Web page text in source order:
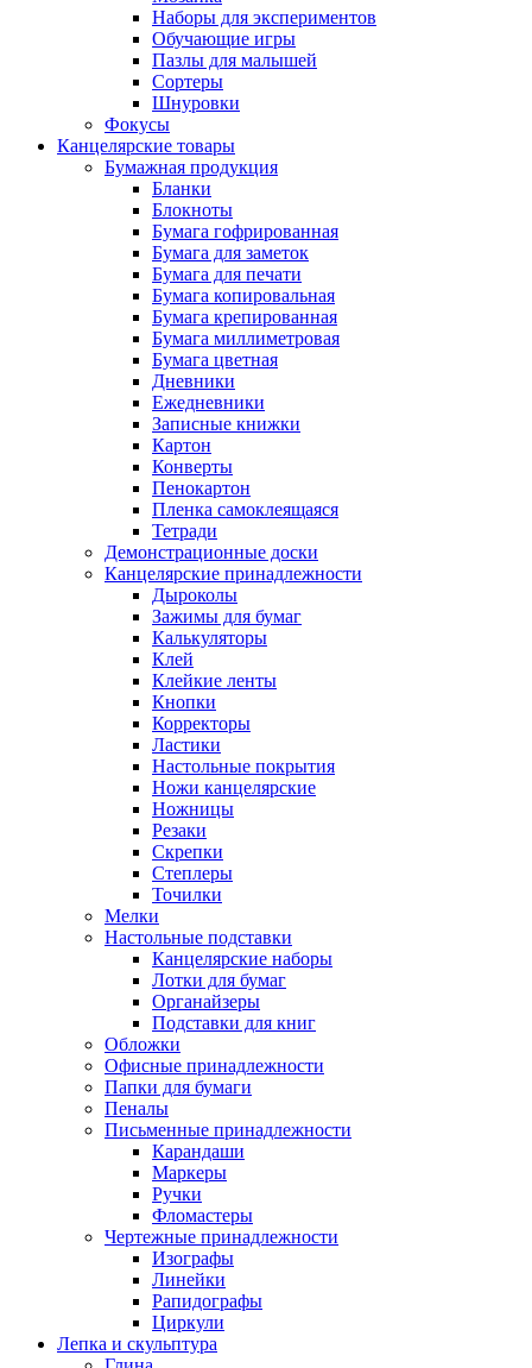
Наборы для экспериментов
Обучающие игры
Пазлы для малышей
Сортеры
Шнуровки
Фокусы
Канцелярские товары
Бумажная продукция
Бланки
Блокноты
Бумага гофрированная
Бумага для заметок
Бумага для печати
Бумага копировальная
Бумага крепированная
Бумага миллиметровая
Бумага цветная
Дневники
Ежедневники
Записные книжки
Картон
Конверты
Пенокартон
Пленка самоклеящаяся
Тетради
Демонстрационные доски
Канцелярские принадлежности
Дыроколы
Зажимы для бумаг
Калькуляторы
Клей
Клейкие ленты
Кнопки
Корректоры
Ластики
Настольные покрытия
Ножи канцелярские
Ножницы
Резаки
Скрепки
Степлеры
Точилки
Мелки
Настольные подставки
Канцелярские наборы
Лотки для бумаг
Органайзеры
Подставки для книг
Обложки
Офисные принадлежности
Папки для бумаги
Пеналы
Письменные принадлежности
Карандаши
Маркеры
Ручки
Фломастеры
Чертежные принадлежности
Изографы
Линейки
Рапидографы
Циркули
Лепка и скульптура